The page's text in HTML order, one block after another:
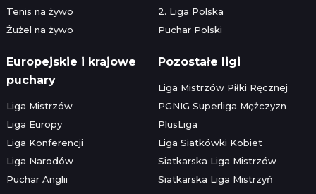
Tenis na żywo
Żużel na żywo
2. Liga Polska
Puchar Polski
Europejskie i krajowe
puchary
Liga Mistrzów
Liga Europy
Liga Konferencji
Liga Narodów
Puchar Anglii
Pozostałe ligi
Liga Mistrzów Piłki Ręcznej
PGNIG Superliga Mężczyzn
PlusLiga
Liga Siatkówki Kobiet
Siatkarska Liga Mistrzów
Siatkarska Liga Mistrzyń